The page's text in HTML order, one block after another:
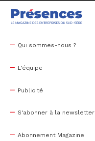
Qui sommes-nous ?
L'équipe
Publicité
S'abonner à la newsletter
Abonnement Magazine